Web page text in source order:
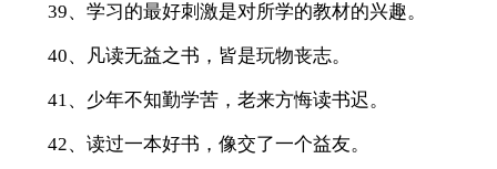
39、学习的最好刺激是对所学的教材的兴趣。
40、凡读无益之书，皆是玩物丧志。
41、少年不知勤学苦，老来方悔读书迟。
42、读过一本好书，像交了一个益友。